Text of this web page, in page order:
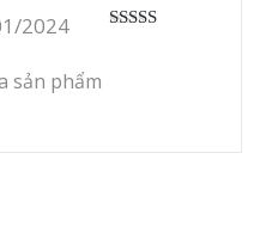
2024
sản phẩm